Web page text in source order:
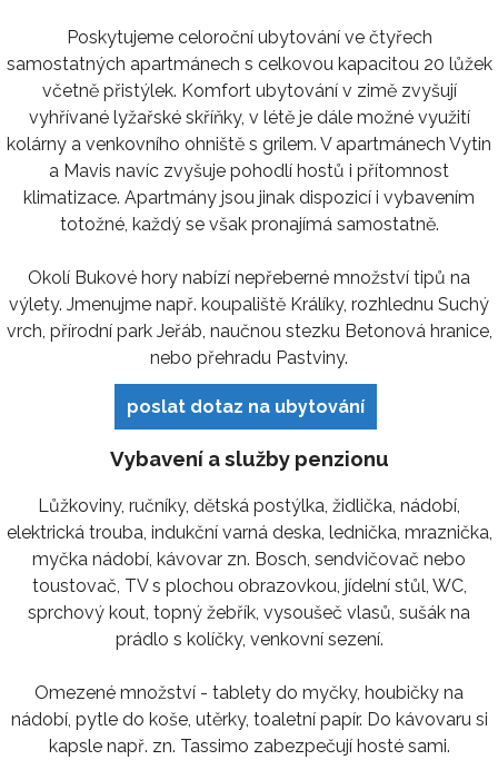
Poskytujeme celoroční ubytování ve čtyřech
samostatných apartmánech s celkovou kapacitou 20 lůžek
včetně přistýlek. Komfort ubytování v zimě zvyšují
vyhřívané lyžařské skříňky, v létě je dále možné využití
kolárny a venkovního ohniště s grilem. V apartmánech Vytin
a Mavis navíc zvyšuje pohodlí hostů i přítomnost
klimatizace. Apartmány jsou jinak dispozicí i vybavením
totožné, každý se však pronajímá samostatně.
Okolí Bukové hory nabízí nepřeberné množství tipů na
výlety. Jmenujme např. koupaliště Králíky, rozhlednu Suchý
vrch, přírodní park Jeřáb, naučnou stezku Betonová hranice,
nebo přehradu Pastviny.
poslat dotaz na ubytování
Vybavení a služby penzionu
Lůžkoviny, ručníky, dětská postýlka, židlička, nádobí,
elektrická trouba, indukční varná deska, lednička, mraznička,
myčka nádobí, kávovar zn. Bosch, sendvičovač nebo
toustovač, TV s plochou obrazovkou, jídelní stůl, WC,
sprchový kout, topný žebřík, vysoušeč vlasů, sušák na
prádlo s kolíčky, venkovní sezení.
Omezené množství - tablety do myčky, houbičky na
nádobí, pytle do koše, utěrky, toaletní papír. Do kávovaru si
kapsle např. zn. Tassimo zabezpečují hosté sami.